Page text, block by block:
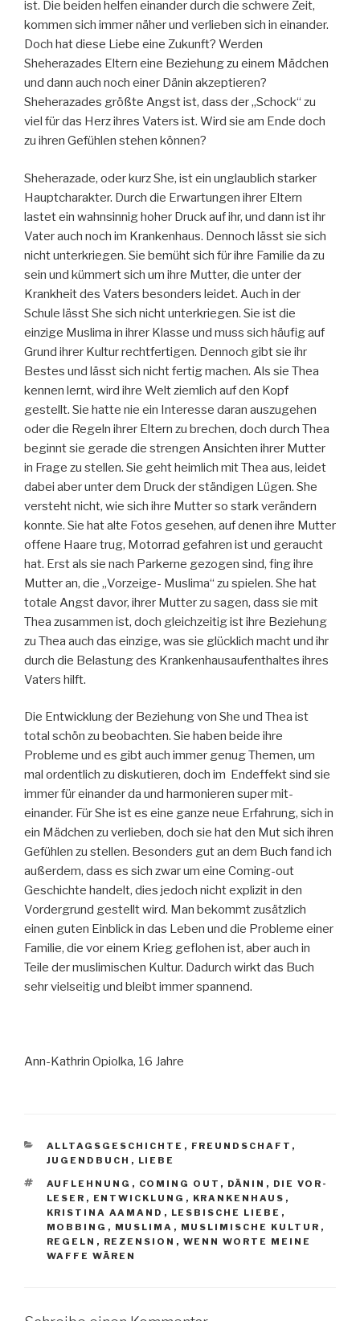
ist. Die beiden helfen einander durch die schwere Zeit,
kommen sich immer näher und verlieben sich in einander.
Doch hat diese Liebe eine Zukunft? Werden
Sheherazades Eltern eine Beziehung zu einem Mädchen
und dann auch noch einer Dänin akzeptieren?
Sheherazades größte Angst ist, dass der „Schock“ zu
viel für das Herz ihres Vaters ist. Wird sie am Ende doch
zu ihren Gefühlen stehen können?
Sheherazade, oder kurz She, ist ein unglaublich starker
Hauptcharakter. Durch die Erwartungen ihrer Eltern
lastet ein wahnsinnig hoher Druck auf ihr, und dann ist ihr
Vater auch noch im Krankenhaus. Dennoch lässt sie sich
nicht unterkriegen. Sie bemüht sich für ihre Familie da zu
sein und kümmert sich um ihre Mutter, die unter der
Krankheit des Vaters besonders leidet. Auch in der
Schule lässt She sich nicht unterkriegen. Sie ist die
einzige Muslima in ihrer Klasse und muss sich häufig auf
Grund ihrer Kultur rechtfertigen. Dennoch gibt sie ihr
Bestes und lässt sich nicht fertig machen. Als sie Thea
kennen lernt, wird ihre Welt ziemlich auf den Kopf
gestellt. Sie hatte nie ein Interesse daran auszugehen
oder die Regeln ihrer Eltern zu brechen, doch durch Thea
beginnt sie gerade die strengen Ansichten ihrer Mutter
in Frage zu stellen. Sie geht heimlich mit Thea aus, leidet
dabei aber unter dem Druck der ständigen Lügen. She
versteht nicht, wie sich ihre Mutter so stark verändern
konnte. Sie hat alte Fotos gesehen, auf denen ihre Mutter
offene Haare trug, Motorrad gefahren ist und geraucht
hat. Erst als sie nach Parkerne gezogen sind, fing ihre
Mutter an, die „Vorzeige- Muslima“ zu spielen. She hat
totale Angst davor, ihrer Mutter zu sagen, dass sie mit
Thea zusammen ist, doch gleichzeitig ist ihre Beziehung
zu Thea auch das einzige, was sie glücklich macht und ihr
durch die Belastung des Krankenhausaufenthaltes ihres
Vaters hilft.
Die Entwicklung der Beziehung von She und Thea ist
total schön zu beobachten. Sie haben beide ihre
Probleme und es gibt auch immer genug Themen, um
mal ordentlich zu diskutieren, doch im Endeffekt sind sie
immer für einander da und harmonieren super mit-
einander. Für She ist es eine ganze neue Erfahrung, sich in
ein Mädchen zu verlieben, doch sie hat den Mut sich ihren
Gefühlen zu stellen. Besonders gut an dem Buch fand ich
außerdem, dass es sich zwar um eine Coming-out
Geschichte handelt, dies jedoch nicht explizit in den
Vordergrund gestellt wird. Man bekommt zusätzlich
einen guten Einblick in das Leben und die Probleme einer
Familie, die vor einem Krieg geflohen ist, aber auch in
Teile der muslimischen Kultur. Dadurch wirkt das Buch
sehr vielseitig und bleibt immer spannend.
Ann-Kathrin Opiolka, 16 Jahre
KATEGORIEN
ALLTAGSGESCHICHTE , FREUNDSCHAFT ,
JUGENDBUCH , LIEBE
SCHLAGWÖRTER
AUFLEHNUNG , COMING OUT , DÄNIN , DIE VOR-
LESER , ENTWICKLUNG , KRANKENHAUS ,
KRISTINA AAMAND , LESBISCHE LIEBE ,
MOBBING , MUSLIMA , MUSLIMISCHE KULTUR ,
REGELN , REZENSION , WENN WORTE MEINE
WAFFE WÄREN